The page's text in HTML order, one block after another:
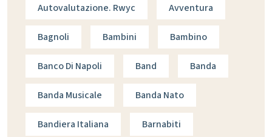
Autovalutazione. Rwyc Avventura
Bagnoli Bambini Bambino
Banco Di Napoli Band Banda
Banda Musicale Banda Nato
Bandiera Italiana Barnabiti